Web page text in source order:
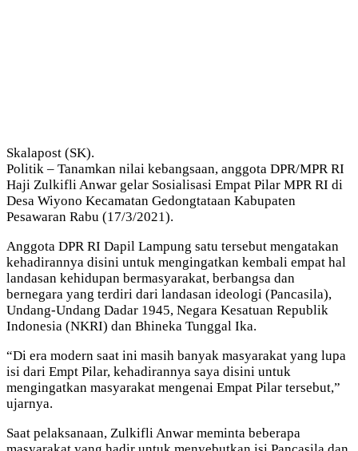
Skalapost (SK).
Politik – Tanamkan nilai kebangsaan, anggota DPR/MPR RI
Haji Zulkifli Anwar gelar Sosialisasi Empat Pilar MPR RI di
Desa Wiyono Kecamatan Gedongtataan Kabupaten
Pesawaran Rabu (17/3/2021).
Anggota DPR RI Dapil Lampung satu tersebut mengatakan
kehadirannya disini untuk mengingatkan kembali empat hal
landasan kehidupan bermasyarakat, berbangsa dan
bernegara yang terdiri dari landasan ideologi (Pancasila),
Undang-Undang Dadar 1945, Negara Kesatuan Republik
Indonesia (NKRI) dan Bhineka Tunggal Ika.
“Di era modern saat ini masih banyak masyarakat yang lupa
isi dari Empt Pilar, kehadirannya saya disini untuk
mengingatkan masyarakat mengenai Empat Pilar tersebut,”
ujarnya.
Saat pelaksanaan, Zulkifli Anwar meminta beberapa